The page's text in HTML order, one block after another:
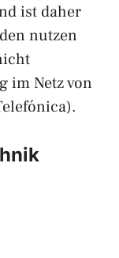
ist daher
nutzen
im Netz von